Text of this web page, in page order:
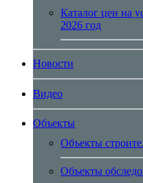
Каталог цен на
2026 год
Новости
Видео
Объекты
Объекты
Объекты